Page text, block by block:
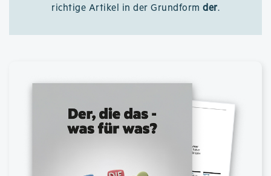
richtige Artikel in der Grundform der.